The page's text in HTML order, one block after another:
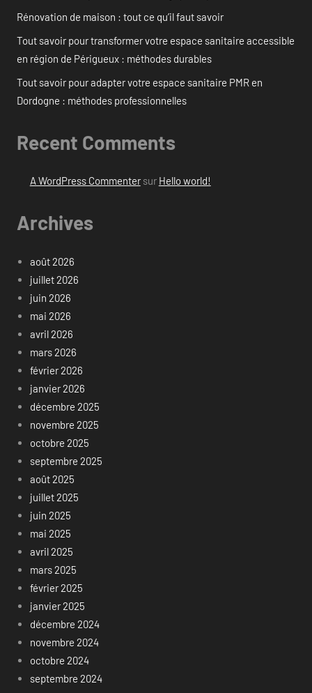
Rénovation de maison : tout ce qu’il faut savoir
Tout savoir pour transformer votre espace sanitaire accessible
en région de Périgueux : méthodes durables
Tout savoir pour adapter votre espace sanitaire PMR en
Dordogne : méthodes professionnelles
Recent Comments
A WordPress Commentersur Hello world!
Archives
août 2026
juillet 2026
juin 2026
mai 2026
avril 2026
mars 2026
février 2026
janvier 2026
décembre 2025
novembre 2025
octobre 2025
septembre 2025
août 2025
juillet 2025
juin 2025
mai 2025
avril 2025
mars 2025
février 2025
janvier 2025
décembre 2024
novembre 2024
octobre 2024
septembre 2024